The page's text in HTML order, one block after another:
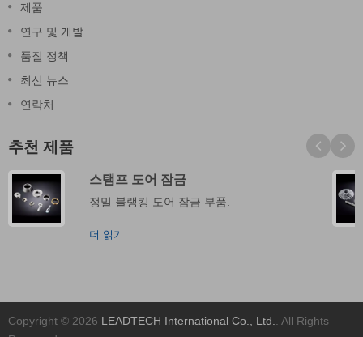
제품
연구 및 개발
품질 정책
최신 뉴스
연락처
추천 제품
스탬프 도어 잠금
정밀 블랭킹 도어 잠금 부품.
더 읽기
Copyright © 2026 LEADTECH International Co., Ltd.. All Rights